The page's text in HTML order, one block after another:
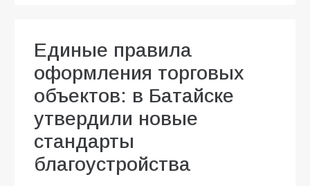
Единые правила
оформления торговых
объектов: в Батайске
утвердили новые
стандарты
благоустройства